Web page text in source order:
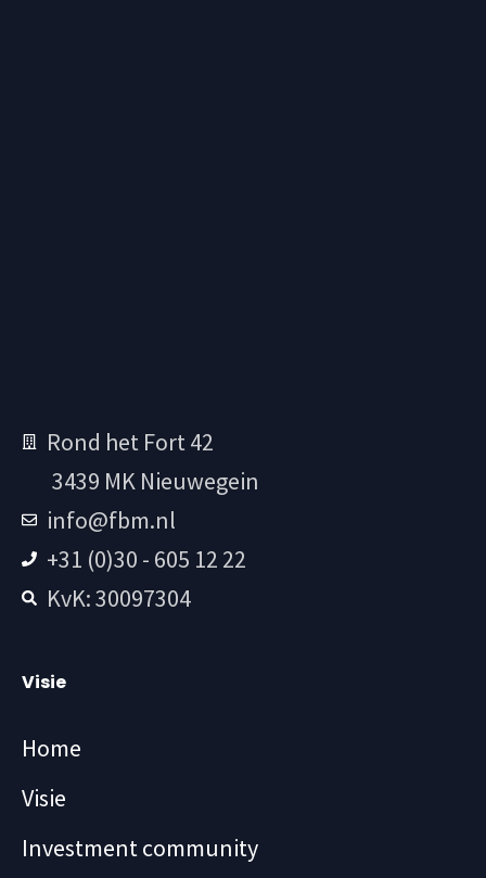
Rond het Fort 42
3439 MK Nieuwegein
info@fbm.nl
+31 (0)30 - 605 12 22
KvK: 30097304
Visie
Home
Visie
Investment community